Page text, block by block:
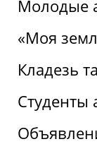
Молодые
«Моя
Кладезь
Студенты